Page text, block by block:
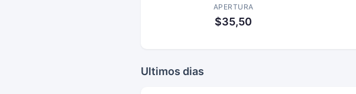
APERTURA
$35,50
Ultimos dias